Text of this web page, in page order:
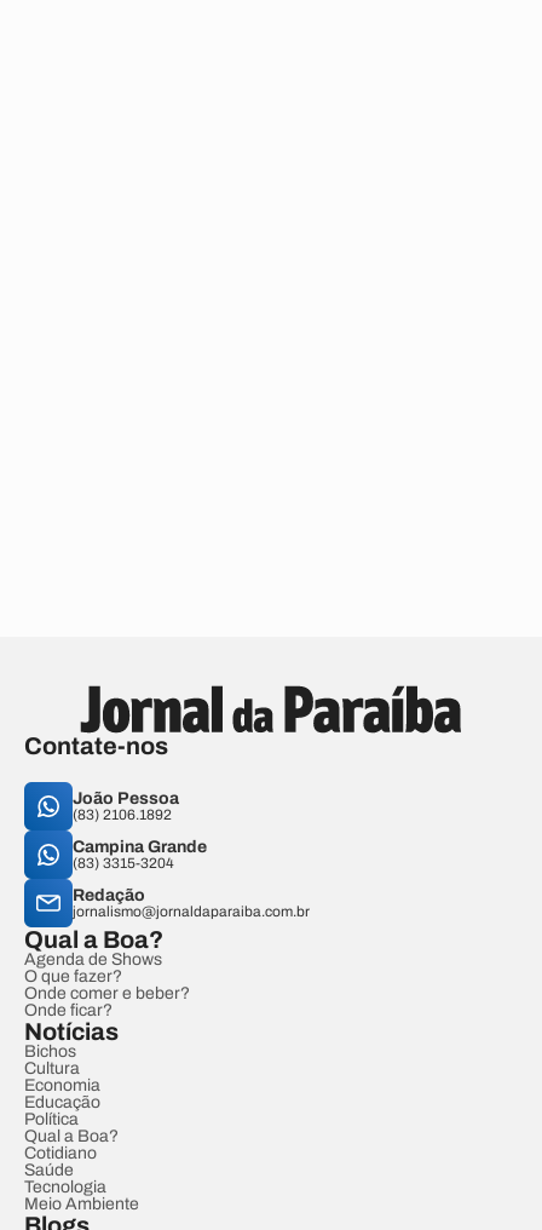
Contate-nos
João Pessoa
(83) 2106.1892
Campina Grande
(83) 3315-3204
Redação
jornalismo@jornaldaparaiba.com.br
Qual a Boa?
Agenda de Shows
O que fazer?
Onde comer e beber?
Onde ficar?
Notícias
Bichos
Cultura
Economia
Educação
Política
Qual a Boa?
Cotidiano
Saúde
Tecnologia
Meio Ambiente